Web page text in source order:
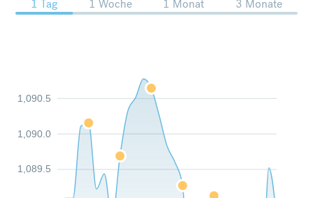
1 Tag 1 Woche 1 Monat 3 Monate
1,089.5
1,090.0
1,090.5